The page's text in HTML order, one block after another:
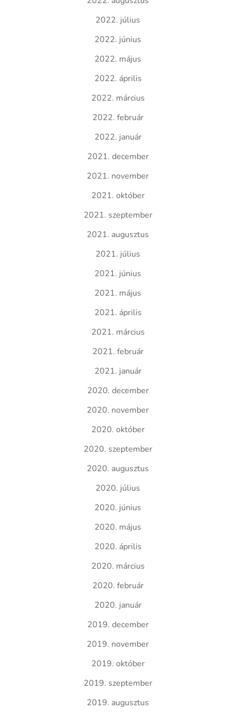
2022. július
2022. június
2022. május
2022. április
2022. március
2022. február
2022. január
2021. december
2021. november
2021. október
2021. szeptember
2021. augusztus
2021. július
2021. június
2021. május
2021. április
2021. március
2021. február
2021. január
2020. december
2020. november
2020. október
2020. szeptember
2020. augusztus
2020. július
2020. június
2020. május
2020. április
2020. március
2020. február
2020. január
2019. december
2019. november
2019. október
2019. szeptember
2019. augusztus